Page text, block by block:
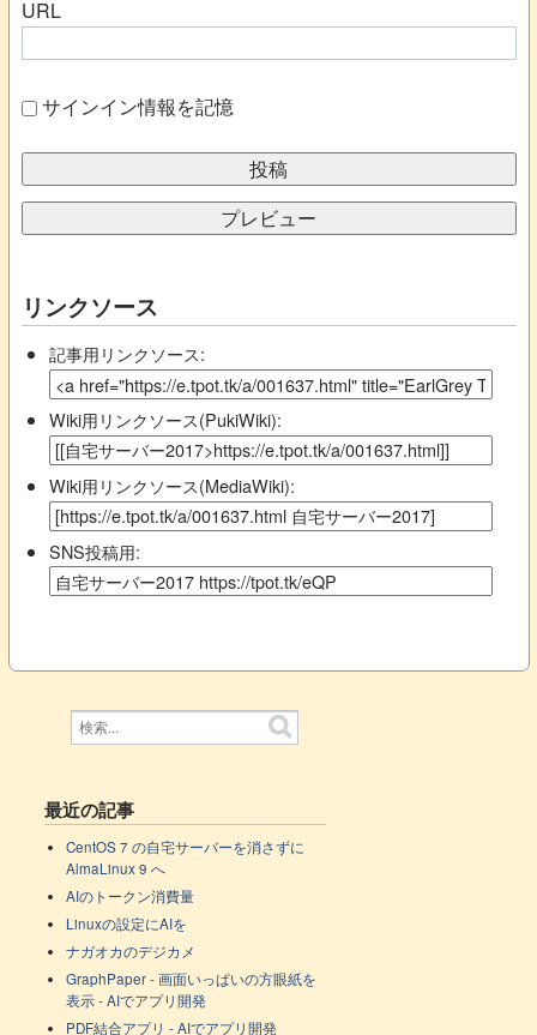
URL
サインイン情報を記憶
リンクソース
記事用リンクソース:
Wiki用リンクソース(PukiWiki):
Wiki用リンクソース(MediaWiki):
SNS投稿用:
最近の記事
CentOS 7 の自宅サーバーを消さずに
AlmaLinux 9 へ
AIのトークン消費量
Linuxの設定にAIを
ナガオカのデジカメ
GraphPaper - 画面いっぱいの方眼紙を
表示 - AIでアプリ開発
PDF結合アプリ - AIでアプリ開発